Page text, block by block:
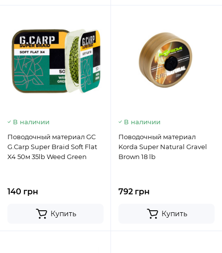
В наличии
Поводочный материал GC
G.Carp Super Braid Soft Flat
X4 50м 35lb Weed Green
140 грн
Купить
В наличии
Поводочный материал
Korda Super Natural Gravel
Brown 18 lb
792 грн
Купить